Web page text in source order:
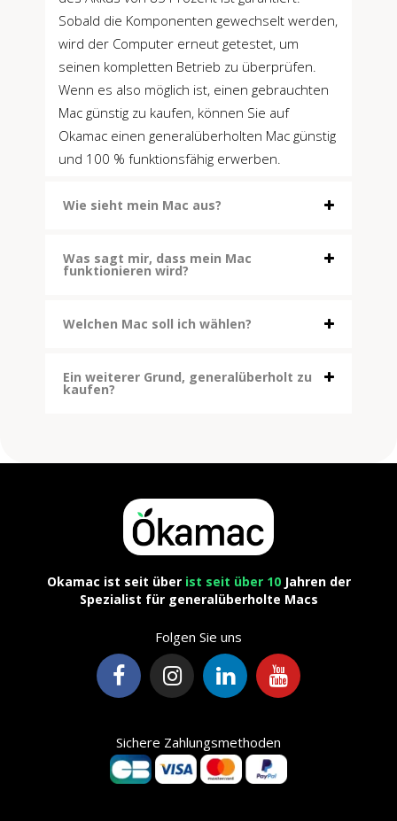
Sobald die Komponenten gewechselt werden,
wird der Computer erneut getestet, um
seinen kompletten Betrieb zu überprüfen.
Wenn es also möglich ist, einen gebrauchten
Mac günstig zu kaufen, können Sie auf
Okamac einen generalüberholten Mac günstig
und 100 % funktionsfähig erwerben.
Wie sieht mein Mac aus?
Was sagt mir, dass mein Mac
funktionieren wird?
Welchen Mac soll ich wählen?
Ein weiterer Grund, generalüberholt zu
kaufen?
Okamac ist seit über ist seit über 10 Jahren der
Spezialist für generalüberholte Macs
Folgen Sie uns
Sichere Zahlungsmethoden